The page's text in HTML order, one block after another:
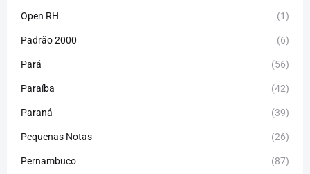
Open RH (1)
Padrão 2000 (6)
Pará (56)
Paraíba (42)
Paraná (39)
Pequenas Notas (26)
Pernambuco (87)